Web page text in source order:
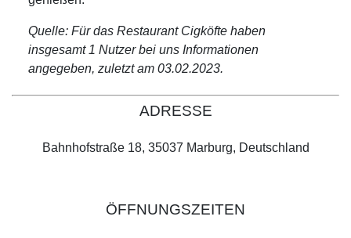
Quelle: Für das Restaurant Cigköfte haben
insgesamt 1 Nutzer bei uns Informationen
angegeben, zuletzt am 03.02.2023.
ADRESSE
Bahnhofstraße 18, 35037 Marburg, Deutschland
ÖFFNUNGSZEITEN